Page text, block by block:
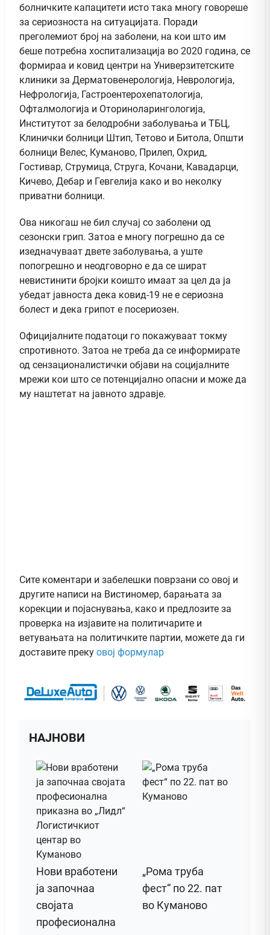
болничките капацитети исто така многу говореше
за сериозноста на ситуацијата. Поради
преголемиот број на заболени, на кои што им
беше потребна хоспитализација во 2020 година, се
формираа и ковид центри на Универзитетските
клиники за Дерматовенерологија, Неврологија,
Нефрологија, Гастроентерохепатологија,
Офталмологија и Оториноларингологија,
Институтот за белодробни заболувања и ТБЦ,
Клинички болници Штип, Тетово и Битола, Општи
болници Велес, Куманово, Прилеп, Охрид,
Гостивар, Струмица, Струга, Кочани, Кавадарци,
Кичево, Дебар и Гевгелија како и во неколку
приватни болници.
Ова никогаш не бил случај со заболени од
сезонски грип. Затоа е многу погрешно да се
изедначуваат двете заболувања, а уште
попогрешно и неодговорно е да се шират
невистинити бројки коишто имаат за цел да ја
убедат јавноста дека ковид-19 не е сериозна
болест и дека грипот е посериозен.
Официјалните податоци го покажуваат токму
спротивното. Затоа не треба да се информирате
од сензационалистички објави на социјалните
мрежи кои што се потенцијално опасни и може да
му наштетат на јавното здравје.
Сите коментари и забелешки поврзани со овој и
другите написи на Вистиномер, барањата за
корекции и појаснувања, како и предлозите за
проверка на изјавите на политичарите и
ветувањата на политичките партии, можете да ги
доставите преку овој формулар
НАЈНОВИ
Нови вработени
ја започнаа
својата
професионална
„Рома труба
фест“ по 22. пат
во Куманово